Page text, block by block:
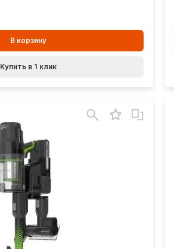
В корзину
Купить в 1 клик